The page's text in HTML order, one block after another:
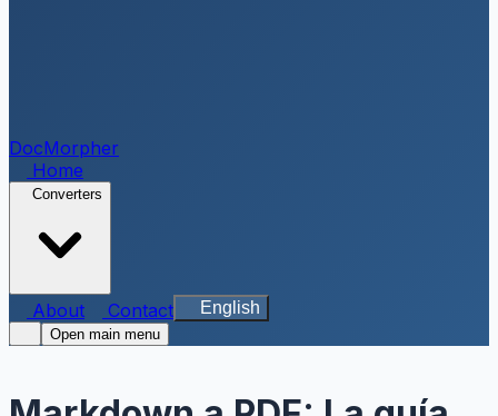
DocMorpher
Home
Converters
About Contact English
Open main menu